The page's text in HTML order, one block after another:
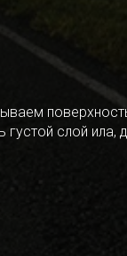
слой ила,